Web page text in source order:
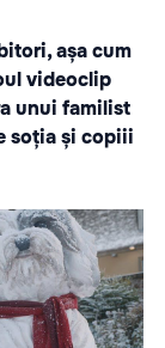
așa cum
videoclip
unui familist
soția și copiii